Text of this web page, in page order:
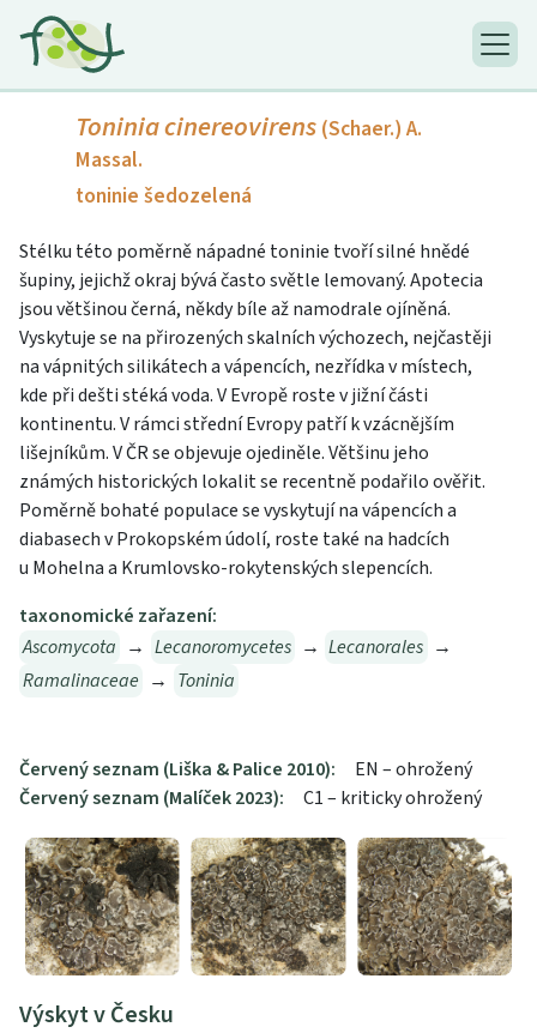
Toninia cinereovirens (Schaer.) A.
Massal.
toninie šedozelená
Stélku této poměrně nápadné toninie tvoří silné hnědé
šupiny, jejichž okraj bývá často světle lemovaný. Apotecia
jsou většinou černá, někdy bíle až namodrale ojíněná.
Vyskytuje se na přirozených skalních výchozech, nejčastěji
na vápnitých silikátech a vápencích, nezřídka v místech,
kde při dešti stéká voda. V Evropě roste v jižní části
kontinentu. V rámci střední Evropy patří k vzácnějším
lišejníkům. V ČR se objevuje ojediněle. Většinu jeho
známých historických lokalit se recentně podařilo ověřit.
Poměrně bohaté populace se vyskytují na vápencích a
diabasech v Prokopském údolí, roste také na hadcích
u Mohelna a Krumlovsko-rokytenských slepencích.
taxonomické zařazení:
Ascomycota → Lecanoromycetes → Lecanorales →
Ramalinaceae → Toninia
Červený seznam (Liška & Palice 2010):
EN – ohrožený
Červený seznam (Malíček 2023):
C1 – kriticky ohrožený
Výskyt v Česku